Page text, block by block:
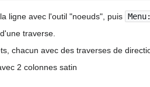
ligne avec l'outil "noeuds", puis
traverse.
chacun avec des traverses de
2 colonnes satin